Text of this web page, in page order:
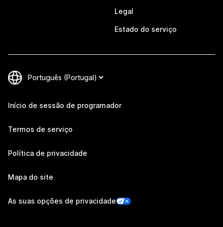
Legal
Estado do serviço
Início de sessão de programador
Termos de serviço
Política de privacidade
Mapa do site
As suas opções de privacidade